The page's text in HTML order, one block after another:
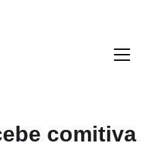
comitiva